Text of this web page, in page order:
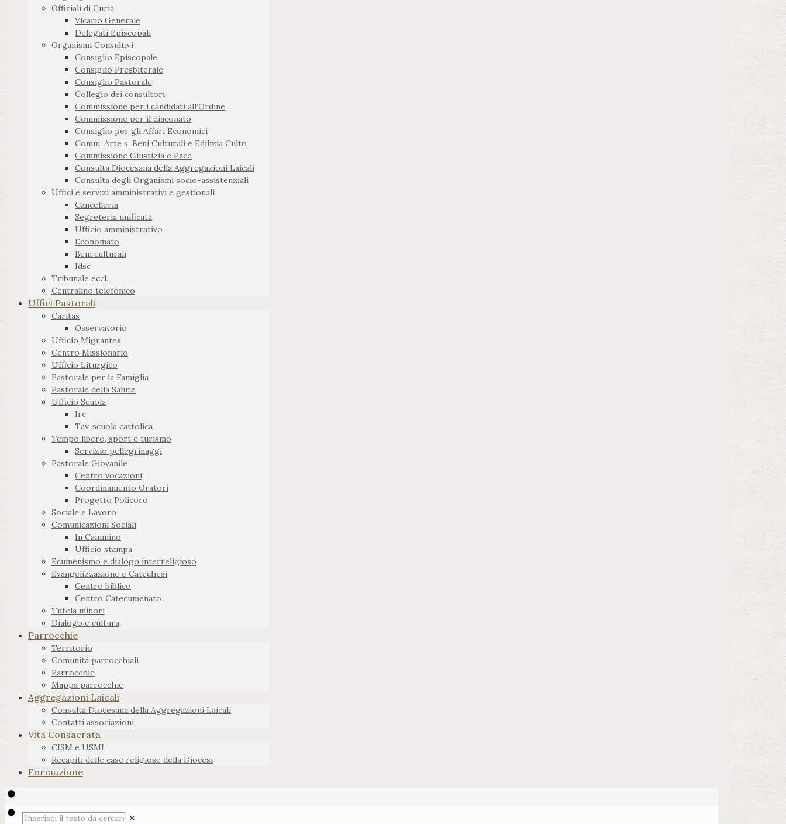
Officiali di Curia
Vicario Generale
Delegati Episcopali
Organismi Consultivi
Consiglio Episcopale
Consiglio Presbiterale
Consiglio Pastorale
Collegio dei consultori
Commissione per i candidati all’Ordine
Commissione per il diaconato
Consiglio per gli Affari Economici
Comm. Arte s. Beni Culturali e Edilizia Culto
Commissione Giustizia e Pace
Consulta Diocesana della Aggregazioni Laicali
Consulta degli Organismi socio-assistenziali
Uffici e servizi amministrativi e gestionali
Cancelleria
Segreteria unificata
Ufficio amministrativo
Economato
Beni culturali
Idsc
Tribunale eccl.
Centralino telefonico
Uffici Pastorali
Caritas
Osservatorio
Ufficio Migrantes
Centro Missionario
Ufficio Liturgico
Pastorale per la Famiglia
Pastorale della Salute
Ufficio Scuola
Irc
Tav. scuola cattolica
Tempo libero, sport e turismo
Servizio pellegrinaggi
Pastorale Giovanile
Centro vocazioni
Coordinamento Oratori
Progetto Policoro
Sociale e Lavoro
Comunicazioni Sociali
In Cammino
Ufficio stampa
Ecumenismo e dialogo interreligioso
Evangelizzazione e Catechesi
Centro biblico
Centro Catecumenato
Tutela minori
Dialogo e cultura
Parrocchie
Territorio
Comunità parrocchiali
Parrocchie
Mappa parrocchie
Aggregazioni Laicali
Consulta Diocesana della Aggregazioni Laicali
Contatti associazioni
Vita Consacrata
CISM e USMI
Recapiti delle case religiose della Diocesi
Formazione
✕